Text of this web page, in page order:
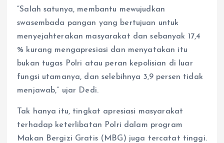
“Salah satunya, membantu mewujudkan
swasembada pangan yang bertujuan untuk
menyejahterakan masyarakat dan sebanyak 17,4
% kurang mengapresiasi dan menyatakan itu
bukan tugas Polri atau peran kepolisian di luar
fungsi utamanya, dan selebihnya 3,9 persen tidak
menjawab,” ujar Dedi.
Tak hanya itu, tingkat apresiasi masyarakat
terhadap keterlibatan Polri dalam program
Makan Bergizi Gratis (MBG) juga tercatat tinggi.